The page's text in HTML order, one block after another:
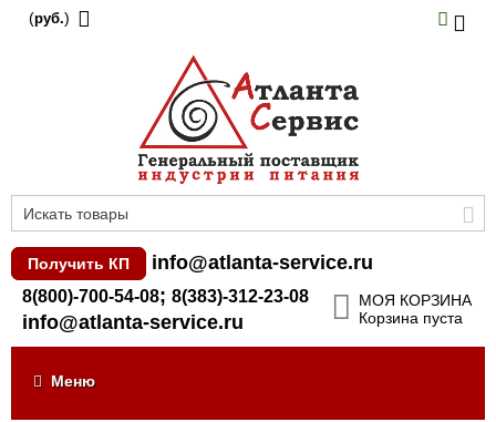
(руб.)
Получить КП info@atlanta-service.ru
8(800)-700-54-08; 8(383)-312-23-08
info@atlanta-service.ru
МОЯ КОРЗИНА
Корзина пуста
Меню